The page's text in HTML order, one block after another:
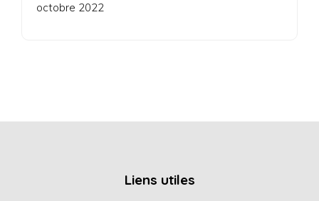
octobre 2022
Liens utiles